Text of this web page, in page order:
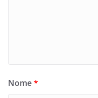
Nome*